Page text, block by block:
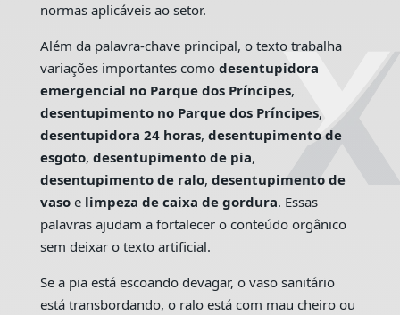
normas aplicáveis ao setor.
Além da palavra-chave principal, o texto trabalha
variações importantes como desentupidora
emergencial no Parque dos Príncipes,
desentupimento no Parque dos Príncipes,
desentupidora 24 horas, desentupimento de
esgoto, desentupimento de pia,
desentupimento de ralo, desentupimento de
vasoe limpeza de caixa de gordura. Essas
palavras ajudam a fortalecer o conteúdo orgânico
sem deixar o texto artificial.
Se a pia está escoando devagar, o vaso sanitário
está transbordando, o ralo está com mau cheiro ou